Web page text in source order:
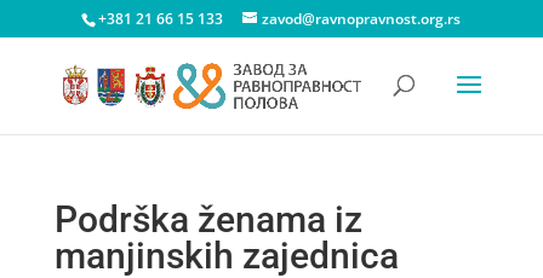
+381 21 66 15 133 zavod@ravnopravnost.org.rs
Podrška ženama iz
manjinskih zajednica